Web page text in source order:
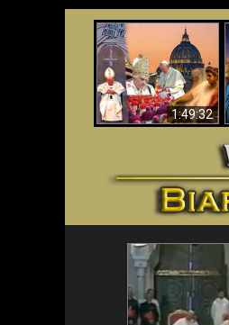
1:49:32
Wahyu di Vatikan
Sekarang